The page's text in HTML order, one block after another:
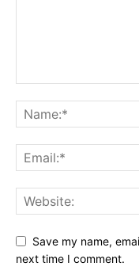
Save my name,
next time I comment.